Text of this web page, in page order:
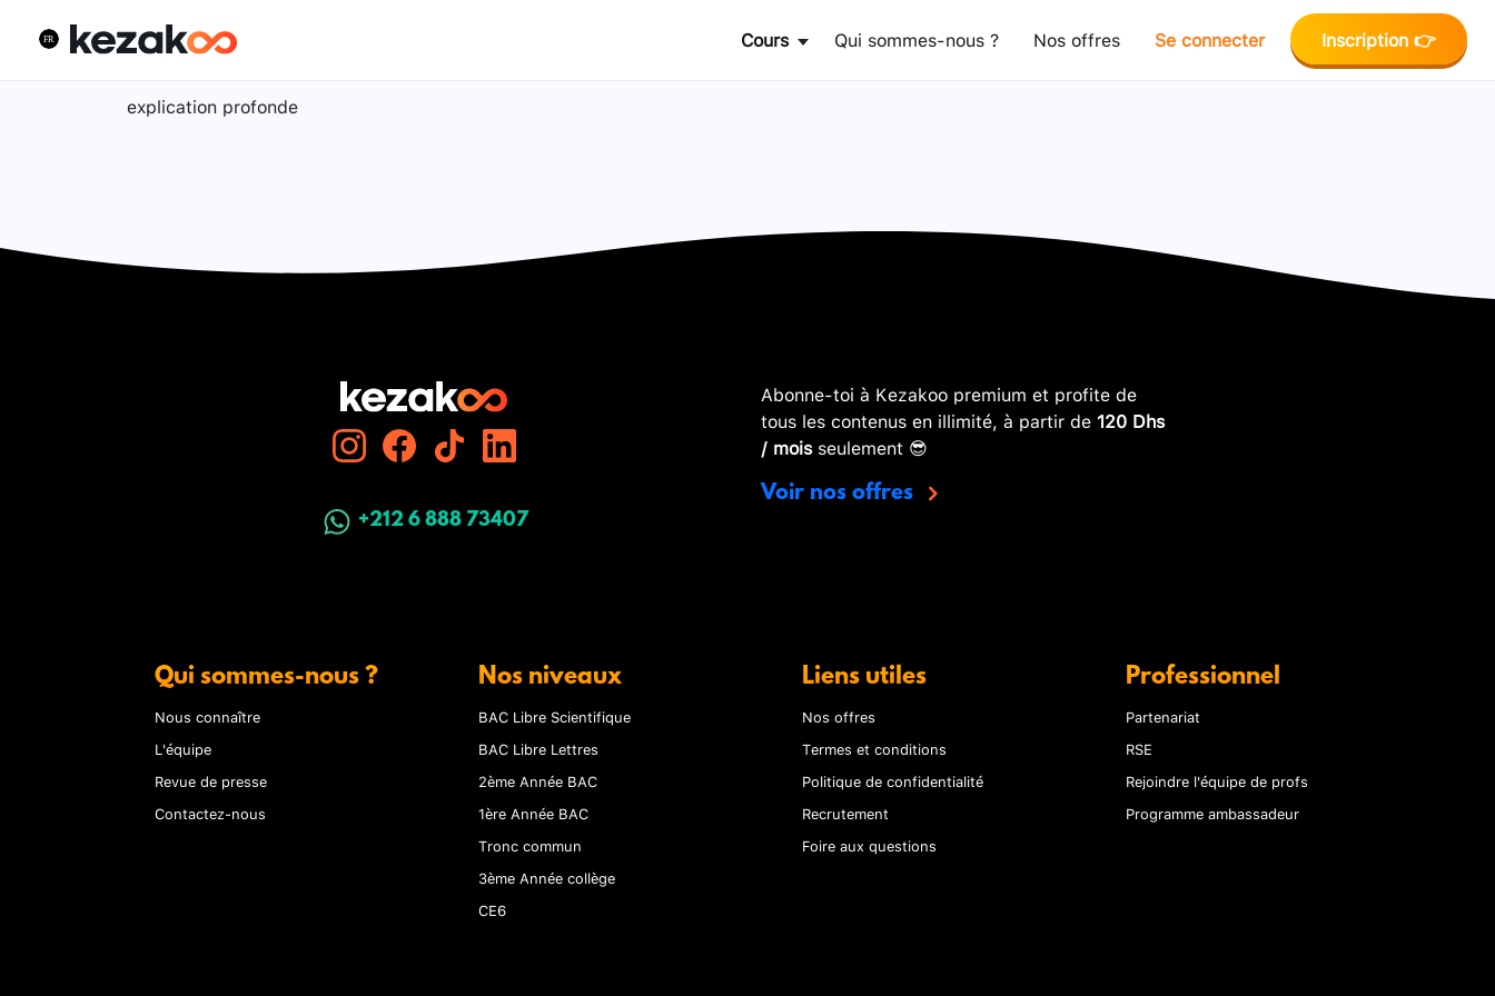
Cours Qui sommes-nous ? Nos offres Se connecter Inscription 👉
explication profonde
+212 6 888 73407
Abonne-toi à Kezakoo premium et profite de
tous les contenus en illimité, à partir de 120 Dhs
/ moisseulement 😎
Voir nos offres
Qui sommes-nous ?
Nous connaître
L'équipe
Revue de presse
Contactez-nous
Nos niveaux
BAC Libre Scientifique
BAC Libre Lettres
2ème Année BAC
1ère Année BAC
Tronc commun
3ème Année collège
CE6
Liens utiles
Nos offres
Termes et conditions
Politique de confidentialité
Recrutement
Foire aux questions
Professionnel
Partenariat
RSE
Rejoindre l'équipe de profs
Programme ambassadeur